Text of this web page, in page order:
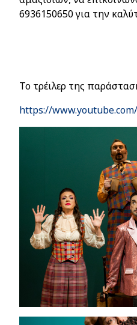
6936150650 για την
Το τρέιλερ της
https://